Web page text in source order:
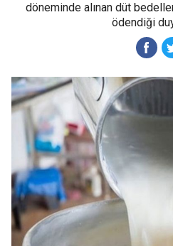
döneminde alınan düt
ödendiği